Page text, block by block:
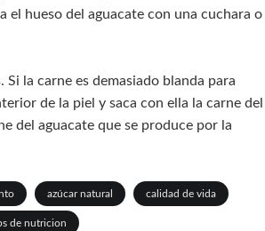
el hueso del aguacate con una cuchara o
la carne es demasiado blanda para
de la piel y saca con ella la carne del
del aguacate que se produce por la
azúcar natural calidad de vida
de nutricion